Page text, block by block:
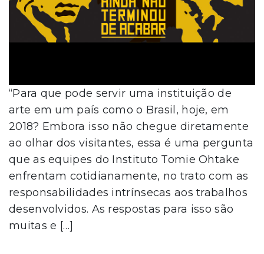
“Para que pode servir uma instituição de
arte em um país como o Brasil, hoje, em
2018? Embora isso não chegue diretamente
ao olhar dos visitantes, essa é uma pergunta
que as equipes do Instituto Tomie Ohtake
enfrentam cotidianamente, no trato com as
responsabilidades intrínsecas aos trabalhos
desenvolvidos. As respostas para isso são
muitas e […]